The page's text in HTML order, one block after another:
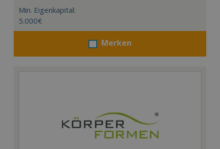
Min. Eigenkapital:
5.000€
Merken